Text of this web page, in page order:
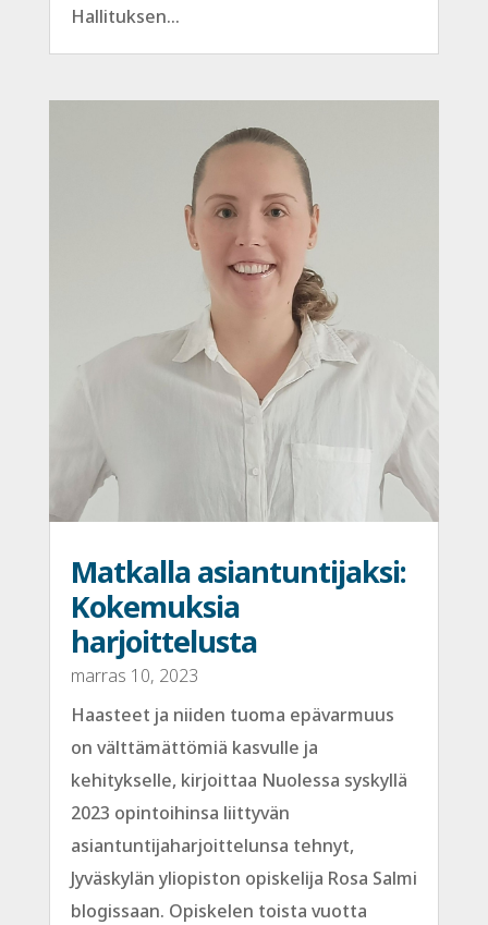
Hallituksen...
Matkalla asiantuntijaksi:
Kokemuksia
harjoittelusta
marras 10, 2023
Haasteet ja niiden tuoma epävarmuus
on välttämättömiä kasvulle ja
kehitykselle, kirjoittaa Nuolessa syskyllä
2023 opintoihinsa liittyvän
asiantuntijaharjoittelunsa tehnyt,
Jyväskylän yliopiston opiskelija Rosa Salmi
blogissaan. Opiskelen toista vuotta